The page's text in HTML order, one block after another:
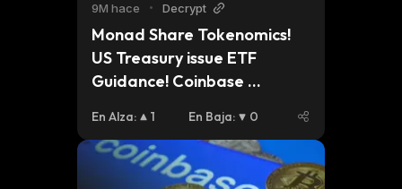
9M hace • Decrypt
Monad Share Tokenomics!
US Treasury issue ETF
Guidance! Coinbase
En Alza: 1 En Baja: 0